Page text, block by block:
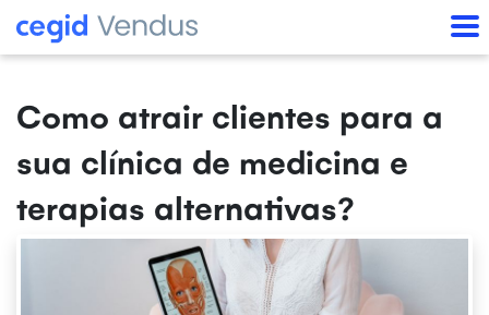
Como atrair clientes para a
sua clínica de medicina e
terapias alternativas?